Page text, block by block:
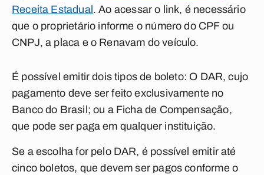
Receita Estadual . Ao acessar o link, é necessário
que o proprietário informe o número do CPF ou
CNPJ, a placa e o Renavam do veículo.
É possível emitir dois tipos de boleto: O DAR, cujo
pagamento deve ser feito exclusivamente no
Banco do Brasil; ou a Ficha de Compensação,
que pode ser paga em qualquer instituição.
Se a escolha for pelo DAR, é possível emitir até
cinco boletos, que devem ser pagos conforme o